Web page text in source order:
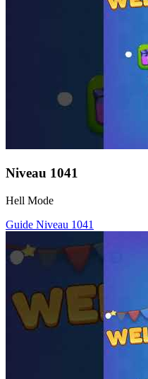
Niveau 1041
Hell Mode
Guide Niveau 1041